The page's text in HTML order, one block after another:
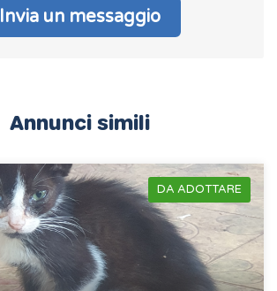
Invia un messaggio
Annunci simili
DA ADOTTARE